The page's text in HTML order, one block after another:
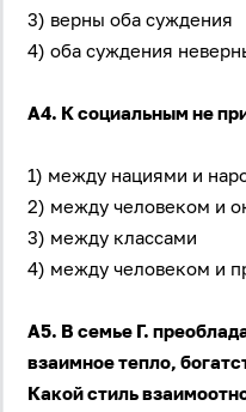
3) верны оба суждения
4) оба суждения
А4. К социальным не
1) между нациями и
2) между человеком и
3) между классами
4) между человеком и
А5. В семье Г.
взаимное тепло,
Какой стиль